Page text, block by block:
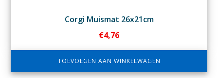
Corgi Muismat 26x21cm
€4,76
TOEVOEGEN AAN WINKELWAGEN